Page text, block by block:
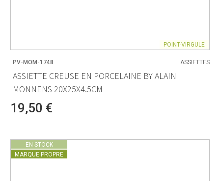
POINT-VIRGULE
PV-MOM-1748 ASSIETTES
ASSIETTE CREUSE EN PORCELAINE BY ALAIN
MONNENS 20X25X4.5CM
19,50 €
EN STOCK
MARQUE PROPRE